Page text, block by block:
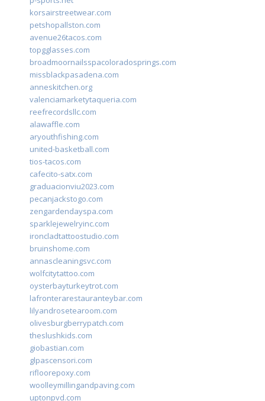
korsairstreetwear.com
petshopallston.com
avenue26tacos.com
topgglasses.com
broadmoornailsspacoloradosprings.com
missblackpasadena.com
anneskitchen.org
valenciamarketytaqueria.com
reefrecordsllc.com
alawaffle.com
aryouthfishing.com
united-basketball.com
tios-tacos.com
cafecito-satx.com
graduacionviu2023.com
pecanjackstogo.com
zengardendayspa.com
sparklejewelryinc.com
ironcladtattoostudio.com
bruinshome.com
annascleaningsvc.com
wolfcitytattoo.com
oysterbayturkeytrot.com
lafronterarestauranteybar.com
lilyandrosetearoom.com
olivesburgberrypatch.com
theslushkids.com
giobastian.com
glpascensori.com
rifloorepoxy.com
woolleymillingandpaving.com
uptonpvd.com